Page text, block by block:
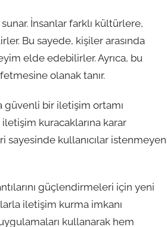
İnsanlar farklı kültürlere,
Bu sayede, kişiler arasında
elde edebilirler. Ayrıca, bu
olanak tanır.
güvenli bir iletişim ortamı
kuracaklarına karar
sayesinde kullanıcılar istenmeyen
güçlendirmeleri için yeni
iletişim kurma imkanı
kullanarak hem